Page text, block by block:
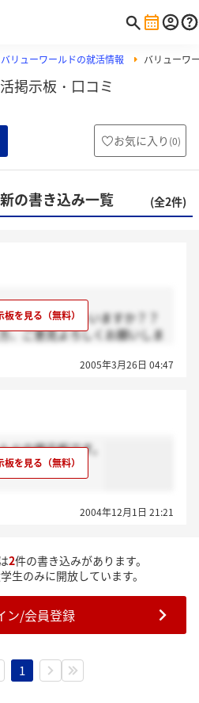
バリューワールドの就活情報 バリューワ
掲示板・口コミ
お気に入り (0)
の書き込み一覧 (全2件)
方いらっしゃいますか？？
、ご意見よろしくお願いしま
2005年3月26日 04:47
ドの掲示板です。
2004年12月1日 21:21
2件の書き込みがあります。
生のみに開放しています。
ン/会員登録
1